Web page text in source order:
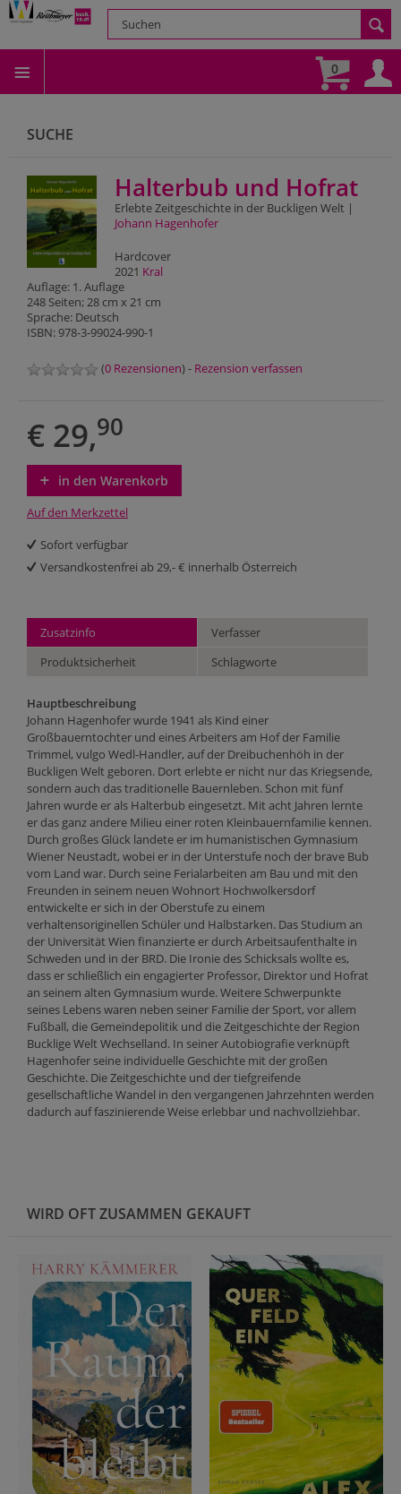
0
SUCHE
Halterbub und Hofrat
Erlebte Zeitgeschichte in der Buckligen Welt |
Johann Hagenhofer
Hardcover
2021 Kral
Auflage: 1. Auflage
248 Seiten; 28 cm x 21 cm
Sprache: Deutsch
ISBN: 978-3-99024-990-1
(0 Rezensionen) - Rezension verfassen
€ 29,90
in den Warenkorb
Auf den Merkzettel
Sofort verfügbar
Versandkostenfrei ab 29,- € innerhalb Österreich
Zusatzinfo
Verfasser
Produktsicherheit
Schlagworte
Hauptbeschreibung
Johann Hagenhofer wurde 1941 als Kind einer
Großbauerntochter und eines Arbeiters am Hof der Familie
Trimmel, vulgo Wedl-Handler, auf der Dreibuchenhöh in der
Buckligen Welt geboren. Dort erlebte er nicht nur das Kriegsende,
sondern auch das traditionelle Bauernleben. Schon mit fünf
Jahren wurde er als Halterbub eingesetzt. Mit acht Jahren lernte
er das ganz andere Milieu einer roten Kleinbauernfamilie kennen.
Durch großes Glück landete er im humanistischen Gymnasium
Wiener Neustadt, wobei er in der Unterstufe noch der brave Bub
vom Land war. Durch seine Ferialarbeiten am Bau und mit den
Freunden in seinem neuen Wohnort Hochwolkersdorf
entwickelte er sich in der Oberstufe zu einem
verhaltensoriginellen Schüler und Halbstarken. Das Studium an
der Universität Wien finanzierte er durch Arbeitsaufenthalte in
Schweden und in der BRD. Die Ironie des Schicksals wollte es,
dass er schließlich ein engagierter Professor, Direktor und Hofrat
an seinem alten Gymnasium wurde. Weitere Schwerpunkte
seines Lebens waren neben seiner Familie der Sport, vor allem
Fußball, die Gemeindepolitik und die Zeitgeschichte der Region
Bucklige Welt Wechselland. In seiner Autobiografie verknüpft
Hagenhofer seine individuelle Geschichte mit der großen
Geschichte. Die Zeitgeschichte und der tiefgreifende
gesellschaftliche Wandel in den vergangenen Jahrzehnten werden
dadurch auf faszinierende Weise erlebbar und nachvollziehbar.
WIRD OFT ZUSAMMEN GEKAUFT